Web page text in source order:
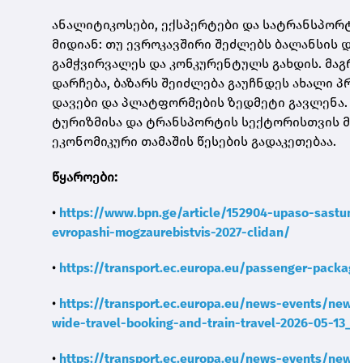
ანალიტიკოსები, ექსპერტები და
მიდიან: თუ ევროკავშირი შეძლებს
გამჭვირვალეს და კონკურენტულს გახდის.
დარჩება, ბაზარს შეიძლება გაუჩნდეს
დავები და პლატფორმების ზედმეტი
ტურიზმისა და ტრანსპორტის
ეკონომიკური თამაშის წესების გადაკეთებაა.
წყაროები:
• https://www.bpn.ge/article/152904-upaso-
evropashi-mogzaurebistvis-2027-clidan/
• https://transport.ec.europa.eu/passenger-
• https://transport.ec.europa.eu/news-events/
wide-travel-booking-and-train-travel-2026-05-
• https://transport.ec.europa.eu/news-events/